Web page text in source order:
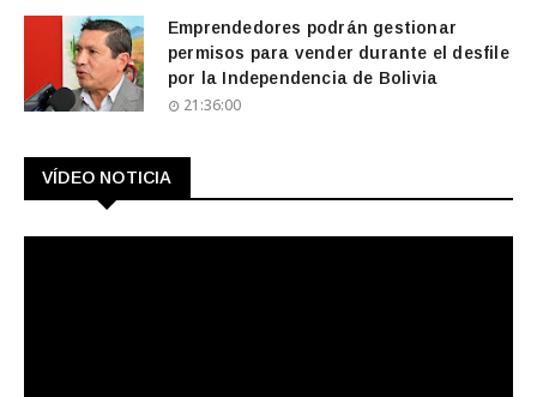
Emprendedores podrán gestionar
permisos para vender durante el desfile
por la Independencia de Bolivia
21:36:00
VÍDEO NOTICIA